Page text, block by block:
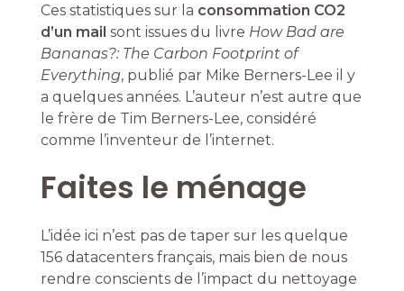
Ces statistiques sur la consommation CO2
d’un mail sont issues du livre How Bad are
Bananas?: The Carbon Footprint of
Everything, publié par Mike Berners-Lee il y
a quelques années. L’auteur n’est autre que
le frère de Tim Berners-Lee, considéré
comme l’inventeur de l’internet.
Faites le ménage
L’idée ici n’est pas de taper sur les quelque
156 datacenters français, mais bien de nous
rendre conscients de l’impact du nettoyage